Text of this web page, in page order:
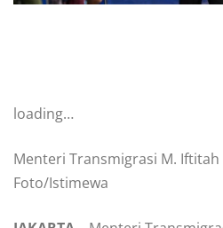
loading…
Menteri Transmigrasi M.
Foto/Istimewa